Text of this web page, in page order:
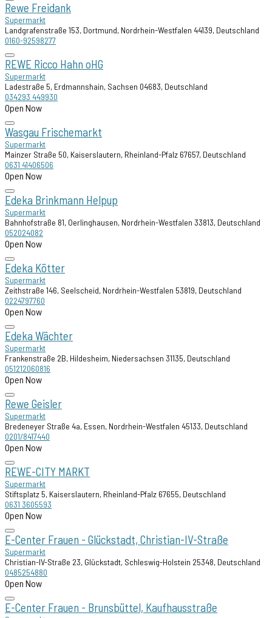
Rewe Freidank
Supermarkt
Landgrafenstraße 153, Dortmund, Nordrhein-Westfalen 44139, Deutschland
0160-92598277
REWE Ricco Hahn oHG
Supermarkt
Ladestraße 5, Erdmannshain, Sachsen 04683, Deutschland
034293 449930
Open Now
Wasgau Frischemarkt
Supermarkt
Mainzer Straße 50, Kaiserslautern, Rheinland-Pfalz 67657, Deutschland
0631 41406506
Open Now
Edeka Brinkmann Helpup
Supermarkt
Bahnhofstraße 81, Oerlinghausen, Nordrhein-Westfalen 33813, Deutschland
052024082
Open Now
Edeka Kötter
Supermarkt
Zeithstraße 146, Seelscheid, Nordrhein-Westfalen 53819, Deutschland
0224797760
Open Now
Edeka Wächter
Supermarkt
Frankenstraße 2B, Hildesheim, Niedersachsen 31135, Deutschland
051212060816
Open Now
Rewe Geisler
Supermarkt
Bredeneyer Straße 4a, Essen, Nordrhein-Westfalen 45133, Deutschland
0201/8417440
Open Now
REWE-CITY MARKT
Supermarkt
Stiftsplatz 5, Kaiserslautern, Rheinland-Pfalz 67655, Deutschland
0631 3605593
Open Now
E-Center Frauen - Glückstadt, Christian-IV-Straße
Supermarkt
Christian-IV-Straße 23, Glückstadt, Schleswig-Holstein 25348, Deutschland
0485254880
Open Now
E-Center Frauen - Brunsbüttel, Kaufhausstraße